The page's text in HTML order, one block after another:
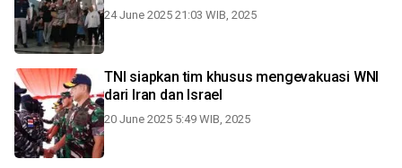
24 June 2025 21:03 WIB, 2025
TNI siapkan tim khusus mengevakuasi WNI
dari Iran dan Israel
20 June 2025 5:49 WIB, 2025